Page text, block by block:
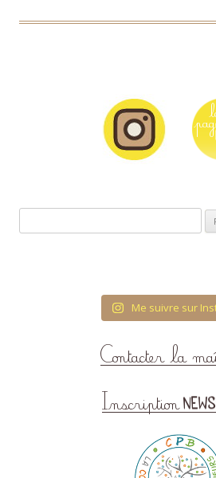
Me suivre sur